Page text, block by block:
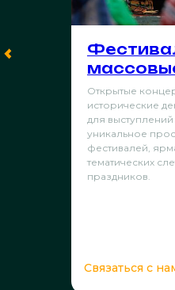
Открытые
исторические
для
уникальное
фестивалей,
тематических
праздников.
Связаться с